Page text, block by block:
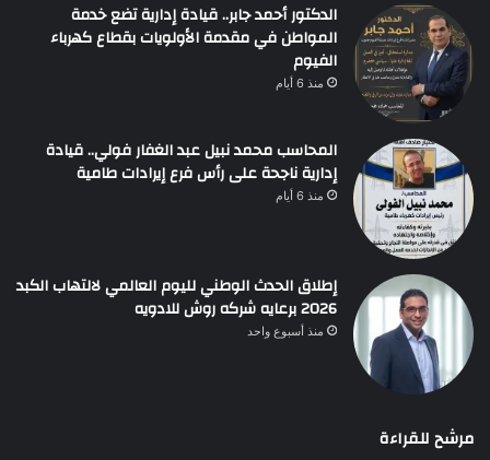
الدكتور أحمد جابر.. قيادة إدارية تضع خدمة
المواطن في مقدمة الأولويات بقطاع كهرباء
الفيوم
منذ 6 أيام
المحاسب محمد نبيل عبد الغفار فولي.. قيادة
إدارية ناجحة على رأس فرع إيرادات طامية
منذ 6 أيام
إطلاق الحدث الوطني لليوم العالمي لالتهاب الكبد
2026 برعايه شركه روش للادويه
منذ أسبوع واحد
مرشح للقراءة